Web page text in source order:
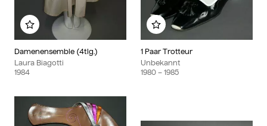
Damenensemble (4tlg.)
Laura Biagotti
1984
Zu meinem Album hinzufügen
1 Paar Trotteur
Unbekannt
1980 – 1985
Zu meinem Album